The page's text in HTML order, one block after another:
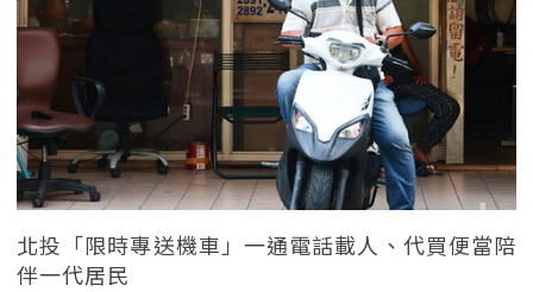
北投「限時專送機車」一通電話載人、代買便當陪
伴一代居民